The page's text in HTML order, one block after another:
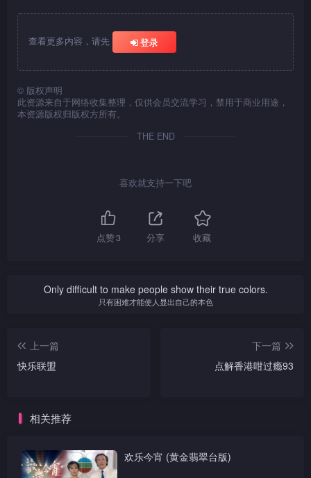
众竞猜三条路线的车站数目，
示，过往经常和男朋友乘搭53
号「游巴士河」，认为这条路
线车站最多，「贴士」是否可
个重量中，由重至轻应该怎样
算「贴士」，当中可有正确答
案？
响锣鼓。比拼之前，雁诗和
Regen竟都自暴其「短」，表
鹏跑错赛道之外，还有人多次
起脚射门踢空气，或是近距离
不中目标，场面惹笑！
港铁是普罗大众的日常交
通工具，与香港市民的生活息
测试观众平日乘车是否有留意
身旁的细节。九龙站、美孚站
位，驾驶功夫便无所遁形！小
记拉起，教旁边的主持森美、
钱嘉乐心急如焚。Kay胜在表
之欲出！
个障碍。Toby右手绑着绷带，
负伤上阵可会影响表现？森美
高浪费了不少时间，详情为
只有其小腿般高度的三轮车，
首先出战「矇眼食饼乾竞
用手触碰的情况下，吃掉透明
胶板上的饼乾，以最多者为
胜。临场比拼，两位男士均不
乾所在；慧中则凭灵敏的嗅
觉，快速锁定目标，但樱桃小
素有「食物焚化炉」的称号，
这次他会遥距与两位后辈「小
宝」陈嘉佳、「糖妹」黄山怡
斗快「食云吞面」。糖妹口部
心，斗心旺盛；她以极速「鲸
瞪口呆！校长、糖妹两位的
誉，世界各地的名菜都可找
另一条题目，便要观众在离
岛、北区、大埔三区当中，按
食肆多寡排出次序。嘉宾们一
人」陈奂仁（Han Jin）与歌
歌并将尾音拉长，期间不能换
气，而于止声的同时，Louis
玻璃杯「自爆」。三大高手赛
前拉票，心姐自创押韵金句，
Han Jin，莫非是让对手鬆懈
逐「魔术飞毡竞赛」。她们要
中途还要用毡表演简单魔术。
否凭着身高优势突围？
府把发展权交给家庭观众，大
型的水上主题公园、夜市还是
购物Outlet？竞猜题目以游戏
参加者的喜好为依归，最终的
「BB拆局专家竞赛」，三人
要把窄身T恤拉至膝盖以下，
比拼，天明看似胜券在握，但
他的身高竟成了最大阻碍？智
雯争胜决心十足，不惜赤脚上
阵。面对两位「超强」对手，
陈滢、朱晨丽、高海宁
（高Ling）及后参与「健身球
球上，利用球身的弹力通过三
卡，她们会以头盔上的针刺破
限，要多次尝试方能成功。人
如其名的高Ling可否顺利胜
在旅游节目《4个小生去
两位「小生」谢贤与曾江发生
不快事件，引起全城关注。对
于事件起因，坊间传出多个版
「超强选择」当中，大家又倾
向相信哪一个？主持特别请来
亮相，以第一身角度描述「现
场实况」，有何独家内幕？
咏两名美女现身节目之外，型
男张振朗、黄嘉乐、何君诚亦
港元现金的终极大奖！
龚嘉欣、唐诗咏、黄翠如
躺在软垫上进行「捲布竞
人带布最快滚到终点者胜。翠
这次能否如愿一洗「污名」？
「特殊关係」向两位对手施
压，二人可会「放水」让她取
胜？比拼期间，森美笑得喘不
三组男士先会展开「跳跳
短裤，让主力队员准确地跳进
裤管之中，斗快连续穿上四条
短裤。振朗在剧集《爱．回
否摘下冠军？其他两队又会派
出什么选手应战？
赛」，两位队员要轮流摆出手
贴手姿势，由另一位队员把T
的一队为胜。比赛既考验队员
之间的默契，各人临场亦要保
持冷静专注，牢记自己的顺
查看更多内容，请先 登录
© 版权声明
此资源来自于网络收集整理，仅供会员交流学习，禁用于商业用途，
本资源版权归版权方所有。
THE END
喜欢就支持一下吧
点赞3 分享 收藏
Only difficult to make people show their true colors.
只有困难才能使人显出自己的本色
上一篇
快乐联盟
下一篇
点解香港咁过瘾93
相关推荐
欢乐今宵 (黄金翡翠台版)